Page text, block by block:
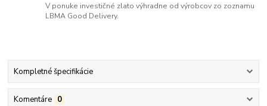
V ponuke investičné zlato výhradne od výrobcov zo zoznamu
LBMA Good Delivery.
Kompletné špecifikácie
Komentáre 0